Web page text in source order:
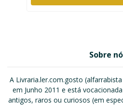
Sobre
A Livraria.ler.com.gosto
em Junho 2011 e está
antigos, raros ou curiosos (em